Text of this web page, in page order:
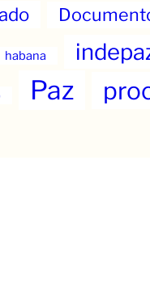
habana
Paz